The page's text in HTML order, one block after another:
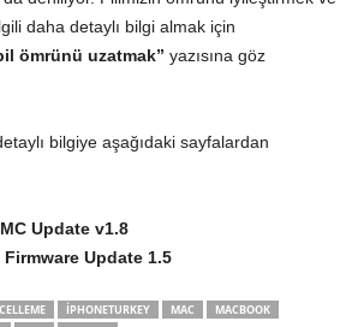
daha detaylı bilgi almak için
ömrünü uzatmak” yazısına göz
bilgiye aşağıdaki sayfalardan
Update v1.8
Firmware Update 1.5
IPHONETURKEY MAC
MACBOOK